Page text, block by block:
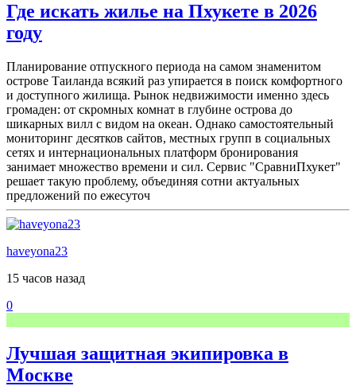
Где искать жилье на Пхукете в 2026
году
Планирование отпускного периода на самом знаменитом
острове Таиланда всякий раз упирается в поиск комфортного
и доступного жилища. Рынок недвижимости именно здесь
громаден: от скромных комнат в глубине острова до
шикарных вилл с видом на океан. Однако самостоятельный
мониторинг десятков сайтов, местных групп в социальных
сетях и интернациональных платформ бронирования
занимает множество времени и сил. Сервис "СравниПхукет"
решает такую проблему, объединяя сотни актуальных
предложений по ежесуточ
haveyona23
15 часов назад
0
Лучшая защитная экипировка в
Москве